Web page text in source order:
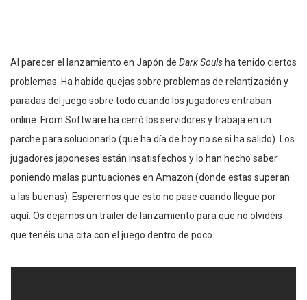
Al parecer el lanzamiento en Japón de Dark Souls ha tenido ciertos
problemas. Ha habido quejas sobre problemas de relantización y
paradas del juego sobre todo cuando los jugadores entraban
online. From Software ha cerró los servidores y trabaja en un
parche para solucionarlo (que ha día de hoy no se si ha salido). Los
jugadores japoneses están insatisfechos y lo han hecho saber
poniendo malas puntuaciones en Amazon (donde estas superan
a las buenas). Esperemos que esto no pase cuando llegue por
aquí. Os dejamos un trailer de lanzamiento para que no olvidéis
que tenéis una cita con el juego dentro de poco.